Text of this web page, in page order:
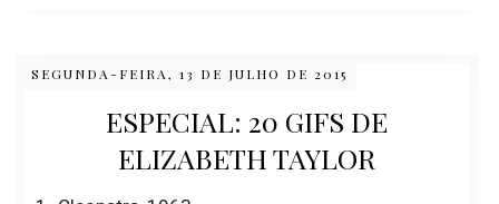
SEGUNDA-FEIRA, 13 DE JULHO DE 2015
ESPECIAL: 20 GIFS DE
ELIZABETH TAYLOR